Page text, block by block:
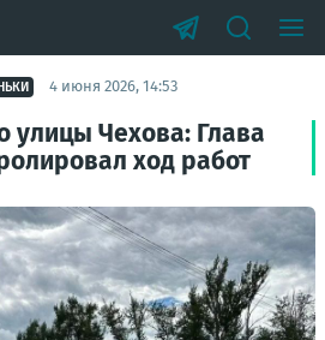
4 июня 2026, 14:53
улицы Чехова: Глава
ход работ